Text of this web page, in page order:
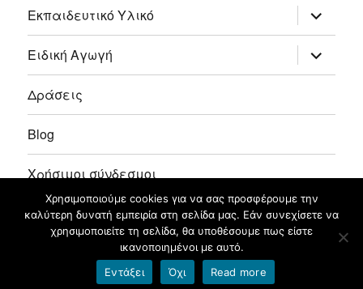
Εκπαιδευτικό Υλικό του
μενού
Ειδική Αγωγή του
μενού
Δράσεις
Blog
Χρήσιμοι σύνδεσμοι
Επικοινωνία
Φιλοξενείται στο https://blogs.sch.gr
Χρησιμοποιούμε cookies για να σας προσφέρουμε την
καλύτερη δυνατή εμπειρία στη σελίδα μας. Εάν συνεχίσετε να
χρησιμοποιείτε τη σελίδα, θα υποθέσουμε πως είστε
ικανοποιημένοι με αυτό.
Εντάξει
Όχι Read more